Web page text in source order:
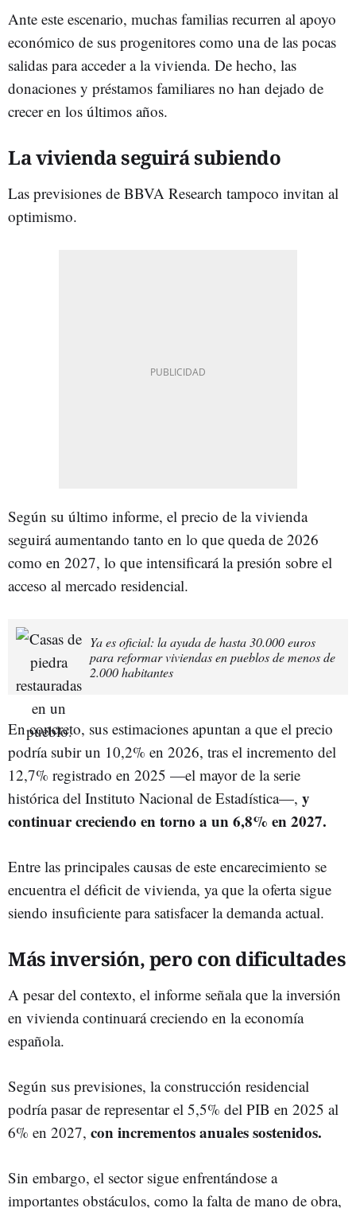
Ante este escenario, muchas familias recurren al apoyo
económico de sus progenitores como una de las pocas
salidas para acceder a la vivienda. De hecho, las
donaciones y préstamos familiares no han dejado de
crecer en los últimos años.
La vivienda seguirá subiendo
Las previsiones de BBVA Research tampoco invitan al
optimismo.
Según su último informe, el precio de la vivienda
seguirá aumentando tanto en lo que queda de 2026
como en 2027, lo que intensificará la presión sobre el
acceso al mercado residencial.
Ya es oficial: la ayuda de hasta 30.000 euros
para reformar viviendas en pueblos de menos de
2.000 habitantes
En concreto, sus estimaciones apuntan a que el precio
podría subir un 10,2% en 2026, tras el incremento del
12,7% registrado en 2025 —el mayor de la serie
histórica del Instituto Nacional de Estadística—, y
continuar creciendo en torno a un 6,8% en 2027.
Entre las principales causas de este encarecimiento se
encuentra el déficit de vivienda, ya que la oferta sigue
siendo insuficiente para satisfacer la demanda actual.
Más inversión, pero con dificultades
A pesar del contexto, el informe señala que la inversión
en vivienda continuará creciendo en la economía
española.
Según sus previsiones, la construcción residencial
podría pasar de representar el 5,5% del PIB en 2025 al
6% en 2027, con incrementos anuales sostenidos.
Sin embargo, el sector sigue enfrentándose a
importantes obstáculos, como la falta de mano de obra,